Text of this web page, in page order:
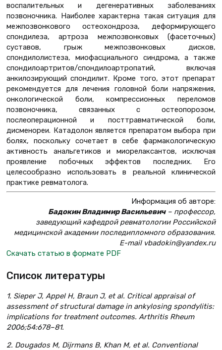
воспалительных и дегенеративных заболеваниях
позвоночника. Наиболее характерна такая ситуация для
межпозвонкового остеохондроза, деформирующего
спондилеза, артроза межпозвонковых (фасеточных)
суставов, грыж межпозвонковых дисков,
спондилолистеза, миофасциального синдрома, а также
спондилоартритов/спондилоартропатий, включая
анкилозирующий спондилит. Кроме того, этот препарат
рекомендуется для лечения головной боли напряжения,
онкологической боли, компрессионных переломов
позвоночника, связанных с остеопорозом,
послеоперационной и посттравматической боли,
дисменореи. Катадолон является препаратом выбора при
болях, поскольку сочетает в себе фармакологическую
активность анальгетиков и миорелаксантов, исключая
проявление побочных эффектов последних. Его
целесообразно использовать в реальной клинической
практике ревматолога.
Информация об авторе:
Бадокин Владимир Васильевич– профессор,
заведующий кафедрой ревматологии Российской
медицинской академии последипломного образования.
E-mail vbadokin@yandex.ru
Скачать статью в формате PDF
Список литературы
1. Sieper J, Appel H, Braun J, et al. Critical appraisal of
assessment of structural damage in ankylosing spondylitis:
implications for treatment outcomes. Arthritis Rheum
2006;54:678–81.
2. Dougados M, Dijrmans B, Khan M, et al. Сonventional